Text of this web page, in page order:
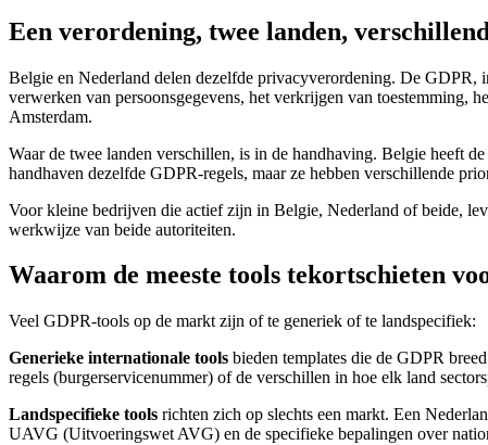
Een verordening, twee landen,
Belgie en Nederland delen dezelfde privacyverordening. De GDPR,
verwerken van persoonsgegevens, het verkrijgen van toestemming,
Amsterdam.
Waar de twee landen verschillen, is in de handhaving. Belgie heeft
handhaven dezelfde GDPR-regels, maar ze hebben verschillende
Voor kleine bedrijven die actief zijn in Belgie, Nederland of beide,
werkwijze van beide autoriteiten.
Waarom de meeste tools tekortschieten
Veel GDPR-tools op de markt zijn of te generiek of te landspecifiek:
Generieke internationale tools bieden templates die de GDPR
regels (burgerservicenummer) of de verschillen in hoe elk land
Landspecifieke tools richten zich op slechts een markt. Een
UAVG (Uitvoeringswet AVG) en de specifieke bepalingen over